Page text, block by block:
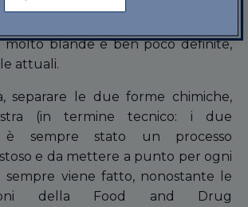
è accaduto, in realtà, anche
molto blande e ben poco definite,
attuali.
separare le due forme chimiche,
(in termine tecnico: i due
è sempre stato un processo
e da mettere a punto per ogni
sempre viene fatto, nonostante le
della Food and Drug